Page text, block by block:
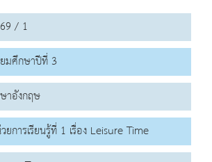
/ 1
มศึกษาปีที่ 3
าอังกฤษ
ยการเรียนรู้ที่ 1 เรื่อง Leisure Time